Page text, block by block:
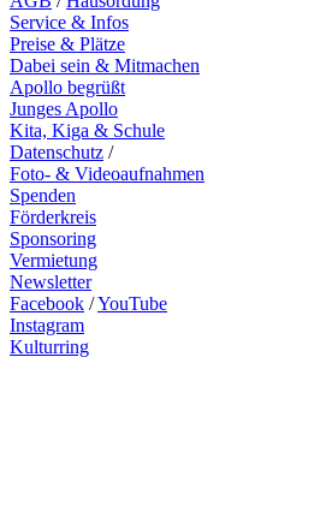
Service & Infos
Preise & Plätze
Dabei sein & Mitmachen
Apollo begrüßt
Junges Apollo
Kita, Kiga & Schule
Datenschutz /
Foto- & Videoaufnahmen
Spenden
Förderkreis
Sponsoring
Vermietung
Newsletter
Facebook /YouTube
Instagram
Kulturring